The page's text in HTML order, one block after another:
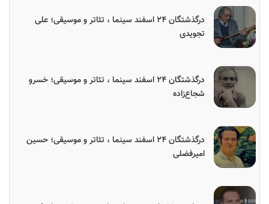
درگذشتگان ۲۴ اسفند سینما ، تئاتر و موسیقی؛ علی
تجویدی
درگذشتگان ۲۴ اسفند سینما ، تئاتر و موسیقی؛ خسرو
شجاع‌زاده
درگذشتگان ۲۴ اسفند سینما ، تئاتر و موسیقی؛ حسین
امیرفضلی